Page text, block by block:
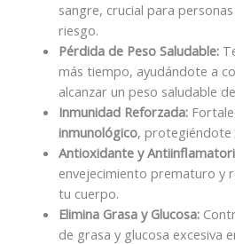
sangre, crucial para
riesgo.
Pérdida de Peso Saludable:
más tiempo, ayudándote a
alcanzar un peso saludable
Inmunidad Reforzada:
inmunológico, protegiéndote
Antioxidante y
envejecimiento prematuro y
tu cuerpo.
Elimina Grasa y Glucosa:
de grasa y glucosa excesiva